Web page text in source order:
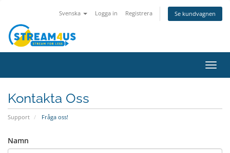
Svenska Logga in Registrera Se kundvagnen
Växla
Kontakta Oss
Support Fråga oss!
Namn